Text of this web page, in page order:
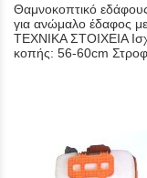
Θαμνοκοπτικό
για ανώμαλο έδαφος
ΤΕΧΝΙΚΑ ΣΤΟΙΧΕΙΑ
κοπής: 56-60cm